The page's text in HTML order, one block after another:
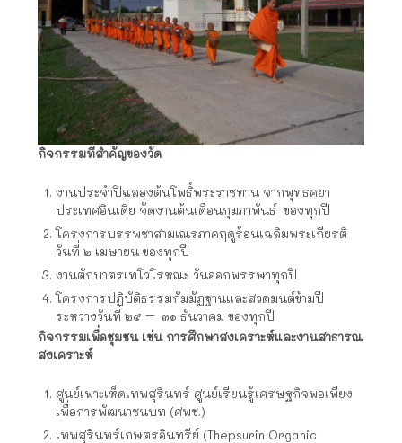
กิจกรรมที่สำคัญของวัด
งานประจำปีฉลองต้นโพธิ์พระราชทาน จากพุทธคยา
ประเทศอินเดีย จัดงานต้นเดือนกุมภาพันธ์ ของทุกปี
โครงการบรรพชาสามเณรภาคฤดูร้อนเฉลิมพระเกียรติ
วันที่ ๒ เมษายน ของทุกปี
งานตักบาตรเทโวโรหณะ วันออกพรรษาทุกปี
โครงการปฏิบัติธรรมกัมมัฏฐานและสวดมนต์ข้ามปี
ระหว่างวันที่ ๒๕ – ๓๑ ธันวาคม ของทุกปี
กิจกรรมเพื่อชุมชน เช่น การศึกษาสงเคราะห์และงานสาธารณ
สงเคราะห์
ศูนย์เพาะเห็ดเทพสุรินทร์ ศูนย์เรียนรู้เศรษฐกิจพอเพียง
เพื่อการพัฒนาชนบท (ศพช.)
เทพสุรินทร์เกษตรอินทรีย์ (Thepsurin Organic